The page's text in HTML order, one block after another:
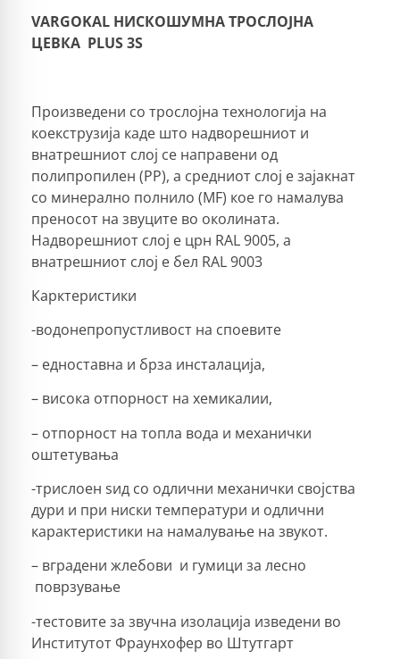
VARGOKAL НИСКОШУМНА ТРОСЛОЈНА
ЦЕВКА PLUS 3S
Произведени со трослојна технологија на
коекструзија каде што надворешниот и
внатрешниот слој се направени од
полипропилен (PP), а средниот слој е зајакнат
со минерално полнило (MF) кое го намалува
преносот на звуците во околината.
Надворешниот слој е црн RAL 9005, а
внатрешниот слој е бел RAL 9003
Карктеристики
-водонепропустливост на споевите
– едноставна и брза инсталација,
– висока отпорност на хемикалии,
– отпорност на топла вода и механички
оштетувања
-трислоен ѕид со одлични механички својства
дури и при ниски температури и одлични
карактеристики на намалување на звукот.
– вградени жлебови и гумици за лесно
поврзување
-тестовите за звучна изолација изведени во
Институтот Фраунхофер во Штутгарт